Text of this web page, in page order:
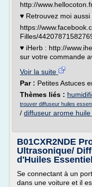
http://
♥ Retrouvez moi
https://
Filles/
♥ iHerb : http://
sur votre commande
Voir la suite
Par : Petites Astuces
Thèmes liés :
trouver diffuseur huiles
/ diffuseur arome
B01CXR2NDE
Ultrasonique/
d'Huiles Essentiel
Se connectant à un
dans une voiture et il